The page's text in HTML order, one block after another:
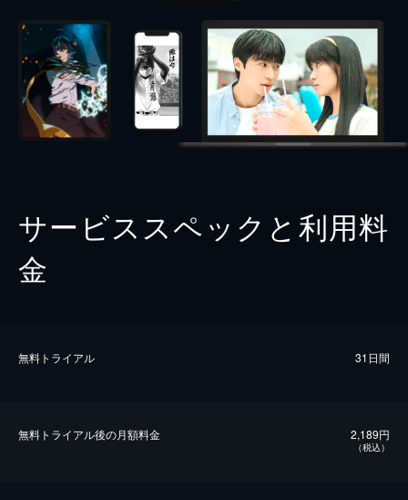
サービススペックと利用料
金
無料トライアル 31日間
無料トライアル後の⽉額料金 2,189円
（税込）